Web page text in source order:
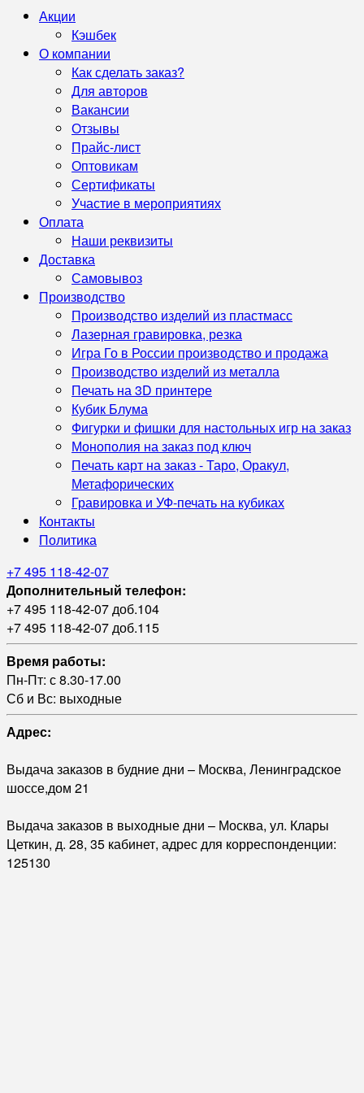
Акции
Кэшбек
О компании
Как сделать заказ?
Для авторов
Вакансии
Отзывы
Прайс-лист
Оптовикам
Сертификаты
Участие в мероприятиях
Оплата
Наши реквизиты
Доставка
Самовывоз
Производство
Производство изделий из пластмасс
Лазерная гравировка, резка
Игра Го в России производство и продажа
Производство изделий из металла
Печать на 3D принтере
Кубик Блума
Фигурки и фишки для настольных игр на заказ
Монополия на заказ под ключ
Печать карт на заказ - Таро, Оракул,
Метафорических
Гравировка и УФ‑печать на кубиках
Контакты
Политика
+7 495 118-42-07
Дополнительный телефон:
+7 495 118-42-07 доб.104
+7 495 118-42-07 доб.115
Время работы:
Пн-Пт: с 8.30-17.00
Сб и Вс: выходные
Адрес:
Выдача заказов в будние дни – Москва, Ленинградское
шоссе,дом 21
Выдача заказов в выходные дни – Москва, ул. Клары
Цеткин, д. 28, 35 кабинет, адрес для корреспонденции:
125130